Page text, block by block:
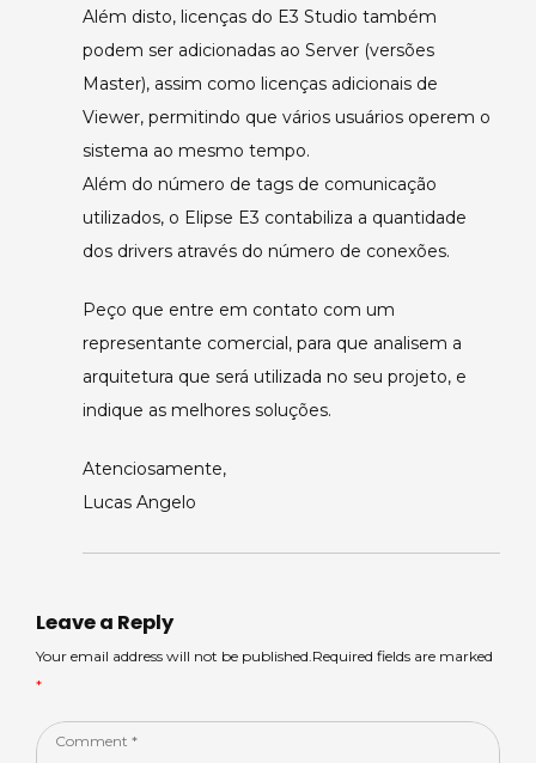
Além disto, licenças do E3 Studio também
podem ser adicionadas ao Server (versões
Master), assim como licenças adicionais de
Viewer, permitindo que vários usuários operem o
sistema ao mesmo tempo.
Além do número de tags de comunicação
utilizados, o Elipse E3 contabiliza a quantidade
dos drivers através do número de conexões.
Peço que entre em contato com um
representante comercial, para que analisem a
arquitetura que será utilizada no seu projeto, e
indique as melhores soluções.
Atenciosamente,
Lucas Angelo
Leave a Reply
Your email address will not be published.Required fields are marked
*
Comment